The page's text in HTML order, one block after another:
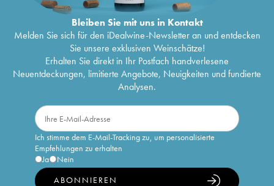
Bleiben Sie mit uns in Kontakt
Melden Sie sich für den iDealwine-Newsletter an und entdecken
Sie unsere exklusiven Weinschätze!
Erhalten Sie direkt in Ihr Postfach handverlesene
Neuentdeckungen, limitierte Angebote, Neuigkeiten und fundierte
Analysen.
Ich stimme dem E-Mail-Tracking zu, um personalisierte
Empfehlungen zu erhalten
Ja
Nein
ABONNIEREN